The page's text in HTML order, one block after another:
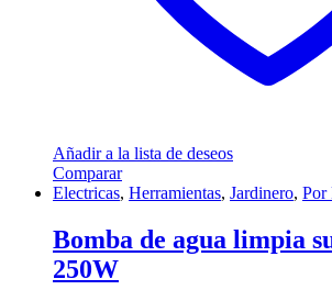
Añadir a la lista de deseos
Comparar
Electricas, Herramientas, Jardinero, Por
Bomba de agua limpia
250W